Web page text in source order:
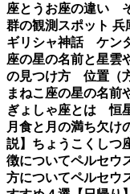
座とうお座の違い
群の観測スポット 兵
ギリシャ神話 ケン
座の星の名前と星雲
の見つけ方 位置（
まねこ座の星の名
ぎょしゃ座とは 恒
月食と月の満ち欠
説】 ちょうこくしつ
徴についてペルセウ
方についてペルセウ